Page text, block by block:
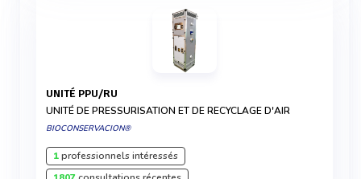
UNITÉ PPU/RU
UNITÉ DE PRESSURISATION ET DE RECYCLAGE D'AIR
BIOCONSERVACION®
1professionnels intéressés